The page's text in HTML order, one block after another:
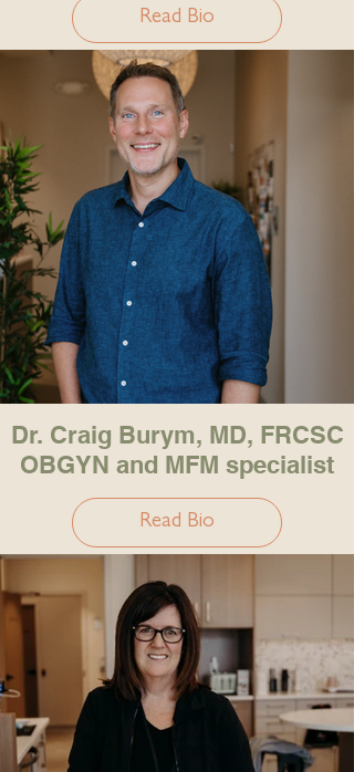
Read Bio
Dr. Craig Burym, MD, FRCSC
OBGYN and MFM specialist
Read Bio